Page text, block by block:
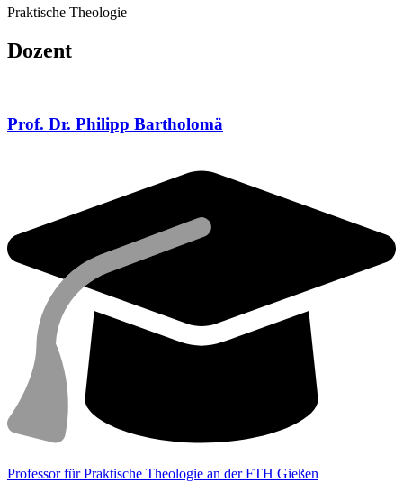
Praktische Theologie
Dozent
Prof. Dr. Philipp Bartholomä
Professor für Praktische Theologie an der FTH Gießen